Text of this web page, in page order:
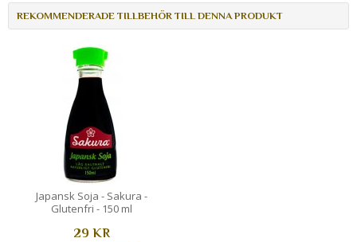
REKOMMENDERADE TILLBEHÖR TILL DENNA PRODUKT
Japansk Soja - Sakura -
Glutenfri - 150 ml
29 KR